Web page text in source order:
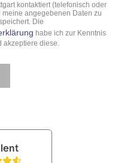
kontaktiert (telefonisch oder
meine angegebenen Daten zu
Die
habe ich zur Kenntnis
akzeptiere diese.